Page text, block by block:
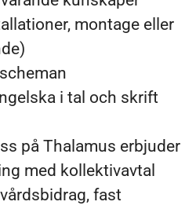
montage eller
i tal och skrift
på Thalamus erbjuder
med kollektivavtal
fast